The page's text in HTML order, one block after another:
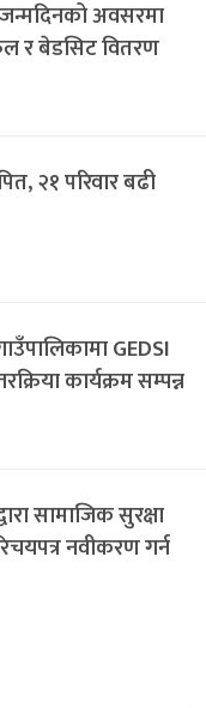
जन्मदिनको अवसरमा
र बेडसिट वितरण
२१ परिवार बढी
GEDSI
कार्यक्रम सम्पन्न
सामाजिक सुरक्षा
नवीकरण गर्न